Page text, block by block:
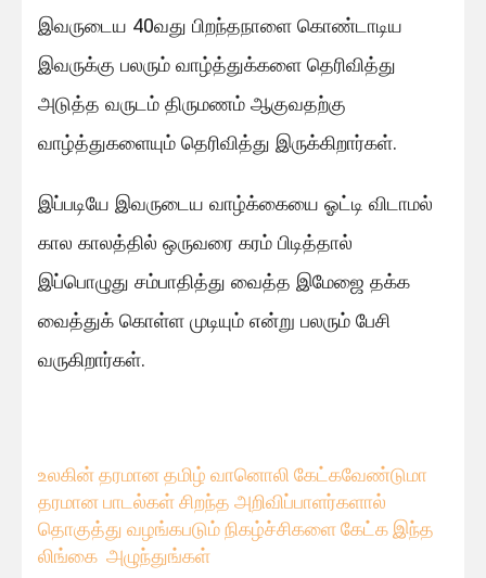
இவருடைய 40வது பிறந்தநாளை கொண்டாடிய
இவருக்கு பலரும் வாழ்த்துக்களை தெரிவித்து
அடுத்த வருடம் திருமணம் ஆகுவதற்கு
வாழ்த்துகளையும் தெரிவித்து இருக்கிறார்கள்.
இப்படியே இவருடைய வாழ்க்கையை ஓட்டி விடாமல்
கால காலத்தில் ஒருவரை கரம் பிடித்தால்
இப்பொழுது சம்பாதித்து வைத்த இமேஜை தக்க
வைத்துக் கொள்ள முடியும் என்று பலரும் பேசி
வருகிறார்கள்.
உலகின் தரமான தமிழ் வானொலி கேட்கவேண்டுமா
தரமான பாடல்கள் சிறந்த அறிவிப்பாளர்களால்
தொகுத்து வழங்கபடும் நிகழ்ச்சிகளை கேட்க இந்த
லிங்கை அழுந்துங்கள்